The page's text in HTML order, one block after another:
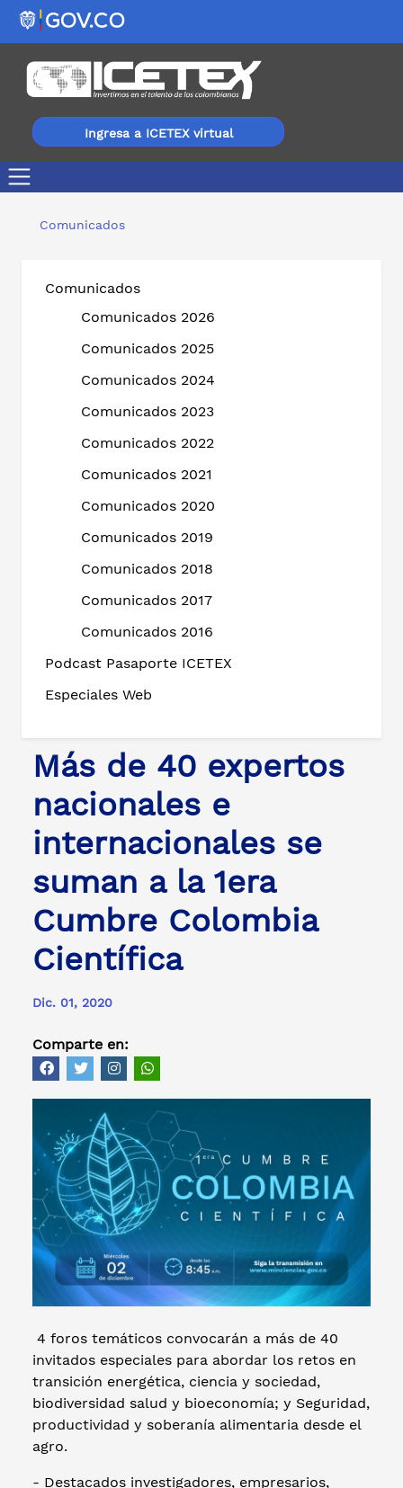
Ingresa a ICETEX virtual
Comunicados
Comunicados
Comunicados 2026
Comunicados 2025
Comunicados 2024
Comunicados 2023
Comunicados 2022
Comunicados 2021
Comunicados 2020
Comunicados 2019
Comunicados 2018
Comunicados 2017
Comunicados 2016
Podcast Pasaporte ICETEX
Especiales Web
Más de 40 expertos
nacionales e
internacionales se
suman a la 1era
Cumbre Colombia
Científica
Dic. 01, 2020
Comparte en:
4 foros temáticos convocarán a más de 40
invitados especiales para abordar los retos en
transición energética, ciencia y sociedad,
biodiversidad salud y bioeconomía; y Seguridad,
productividad y soberanía alimentaria desde el
agro.
- Destacados investigadores, empresarios,